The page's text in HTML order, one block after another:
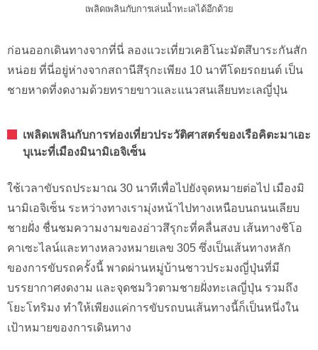
เพลิดเพลินกับการเล่นน้ำทะเลได้อีกด้วย
ก่อนออกเดินทางจากที่นี่ ลองแวะเที่ยวเคฮิโนะมัตสึบาระกันสัก
หน่อย ที่นี่อยู่ห่างจากสถานีสึรุกะเพียง 10 นาทีโดยรถยนต์ เป็น
ชายหาดที่งดงามด้วยทรายขาวและแนวสนเลียบทะเลญี่ปุ่น
เพลิดเพลินกับการท่องเที่ยวประวัติศาสตร์ของเรือคิตะมาเอะ
บุเนะที่เมืองมินามิเอจิเซ็น
ใช้เวลาขับรถประมาณ 30 นาทีเพื่อไปยังจุดหมายต่อไป เมืองมิ
นามิเอจิเซ็น ระหว่างทางเรามุ่งหน้าไปทางเหนือบนถนนเลียบ
ชายฝั่ง ชื่นชมความงามของอ่าวสึรุกะที่คลื่นสงบ เส้นทางชิโอ
คาเซะไลน์และทางหลวงหมายเลข 305 ซึ่งเป็นเส้นทางหลัก
ของการขับรถครั้งนี้ พาดผ่านหมู่บ้านชาวประมงญี่ปุ่นที่มี
บรรยากาศงดงาม และจุดชมวิวตามชายฝั่งทะเลญี่ปุ่น รวมถึง
โยะโทริมง ทำให้เพียงแค่การขับรถบนเส้นทางนี้ก็เป็นหนึ่งใน
เป้าหมายของการเดินทาง